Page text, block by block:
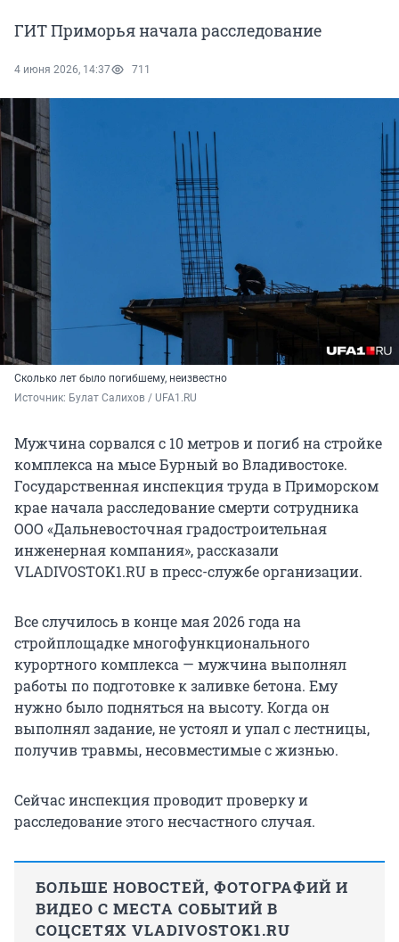
ГИТ Приморья начала расследование
4 июня 2026, 14:37 711
Сколько лет было погибшему, неизвестно
Источник: Булат Салихов / UFA1.RU
Мужчина сорвался с 10 метров и погиб на стройке
комплекса на мысе Бурный во Владивостоке.
Государственная инспекция труда в Приморском
крае начала расследование смерти сотрудника
ООО «Дальневосточная градостроительная
инженерная компания», рассказали
VLADIVOSTOK1.RU в пресс-службе организации.
Все случилось в конце мая 2026 года на
стройплощадке многофункционального
курортного комплекса — мужчина выполнял
работы по подготовке к заливке бетона. Ему
нужно было подняться на высоту. Когда он
выполнял задание, не устоял и упал с лестницы,
получив травмы, несовместимые с жизнью.
Сейчас инспекция проводит проверку и
расследование этого несчастного случая.
БОЛЬШЕ НОВОСТЕЙ, ФОТОГРАФИЙ И
ВИДЕО С МЕСТА СОБЫТИЙ В
СОЦСЕТЯХ VLADIVOSTOK1.RU